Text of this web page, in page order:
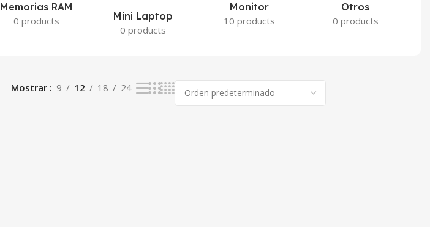
Memorias RAM
0 products
Mini Laptop
0 products
Monitor
10 products
Otros
0 products
Mostrar 9 12 18 24